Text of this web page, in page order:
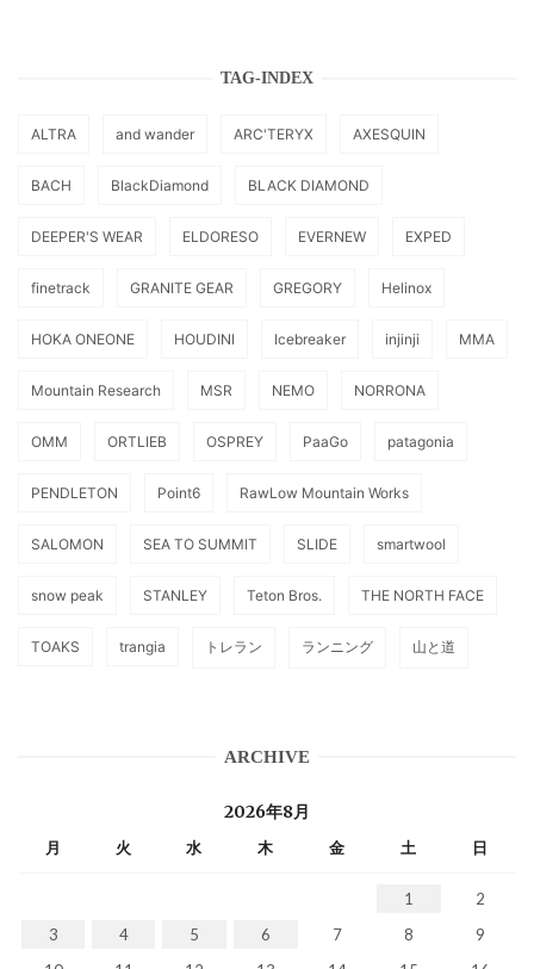
TAG-INDEX
ALTRA and wander ARC'TERYX AXESQUIN
BACH BlackDiamond BLACK DIAMOND
DEEPER'S WEAR ELDORESO EVERNEW EXPED
finetrack GRANITE GEAR GREGORY Helinox
HOKA ONEONE HOUDINI Icebreaker injinji MMA
Mountain Research MSR NEMO NORRONA
OMM ORTLIEB OSPREY PaaGo patagonia
PENDLETON Point6 RawLow Mountain Works
SALOMON SEA TO SUMMIT SLIDE smartwool
snow peak STANLEY Teton Bros. THE NORTH FACE
TOAKS trangia トレラン ランニング 山と道
ARCHIVE
2026年8月
月 火 水 木 金 土 日
1
2
3
4 5 6 7 8
9